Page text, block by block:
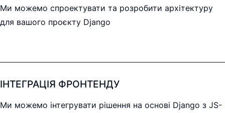
Ми можемо спроектувати та розробити архітектуру
для вашого проєкту Django
ІНТЕГРАЦІЯ ФРОНТЕНДУ
Ми можемо інтегрувати рішення на основі Django з JS-